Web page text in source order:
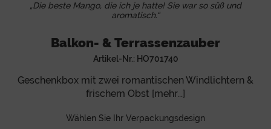
„Die beste Mango, die ich je hatte! Sie war so süß und
aromatisch.“
Balkon- & Terrassenzauber
Artikel-Nr.: HO701740
Geschenkbox mit zwei romantischen Windlichtern &
frischem Obst [mehr...]
Wählen Sie Ihr Verpackungsdesign